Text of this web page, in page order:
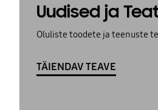
Uudised ja
Oluliste toodete ja teenuste
TÄIENDAV TEAVE